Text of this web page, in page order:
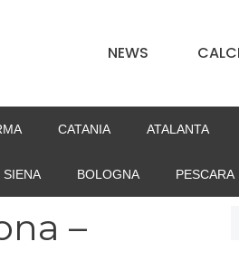
NEWS
CATANIA ATALANTA
SIENA BOLOGNA PESCARA
–